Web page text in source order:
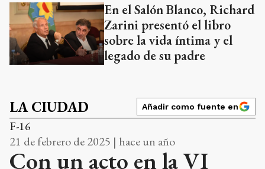
En el Salón Blanco, Richard
Zarini presentó el libro
sobre la vida íntima y el
legado de su padre
LA CIUDAD Añadir como fuente en
F-16
21 de febrero de 2025 | hace un año
Con un acto en la VI